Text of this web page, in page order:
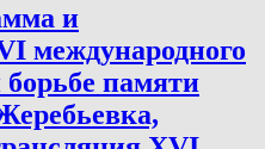
и
международного
памяти